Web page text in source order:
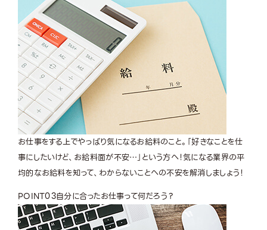
お仕事をする上でやっぱり気になるお給料のこと。「好きなことを仕
事にしたいけど、お給料面が不安…」という方へ！気になる業界の平
均的なお給料を知って、わからないことへの不安を解消しましょう！
POINT03自分に合ったお仕事って何だろう？